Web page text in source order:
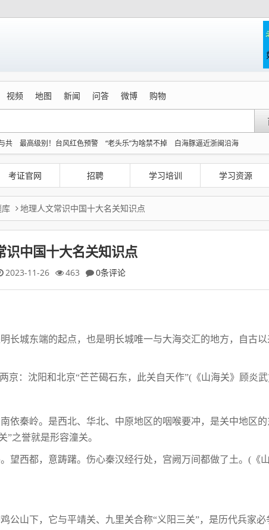
视频 地图 新闻 问答 微博 购物
共 最高级别！台风红色预警 “老头乐”为啥禁不掉
白海豚逼近浙闽沿海
立”
小沈阳真去《披荆斩棘》了 以军士兵把枪口对准中国记者
上海有出现龙卷
儿子去世老人要查孙子血缘儿媳拒绝
考证官网 招聘 学习培训 学习资源
库 地理人文常识中国十大名关知识点
识中国十大名关知识点
2023-11-26 463 0条评论
长城东端的起点，也是明长城唯一与大海交汇的地方，自古以
京：沈阳和北京“芒芒碣石东，此关自天作”(《山海关》顾炎
依秦岭。是西北、华北、中原地区的咽喉要冲，是关中地区的
”之誉就是形容潼关。
望西都，意踌躇。伤心秦汉经行处，宫阙万间都做了土。(《
公山下，它与平靖关、九里关合称“义阳三关”，是历代兵家必